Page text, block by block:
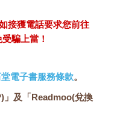
的回應和過去幾十年間的
或許是一個好的開始，或
濟決策。
界其他地方進口品支出的
降幅，這一來一往的淨影
減少約一．一個百分點。
進口減少的幅度遠大於出
所得比原來增加了接近
接獲電話要求您前往
騙上當！
電子書服務條款。
」及「Readmoo(兌換